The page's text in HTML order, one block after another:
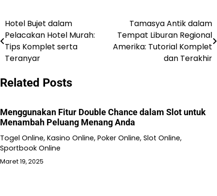
Navigasi
pos
Hotel Bujet dalam
Pelacakan Hotel Murah:
Tips Komplet serta
Teranyar
Tamasya Antik dalam
Tempat Liburan Regional
Amerika: Tutorial Komplet
dan Terakhir
Related Posts
Menggunakan Fitur Double Chance dalam Slot untuk
Menambah Peluang Menang Anda
Togel Online, Kasino Online, Poker Online, Slot Online,
Sportbook Online
Maret 19, 2025